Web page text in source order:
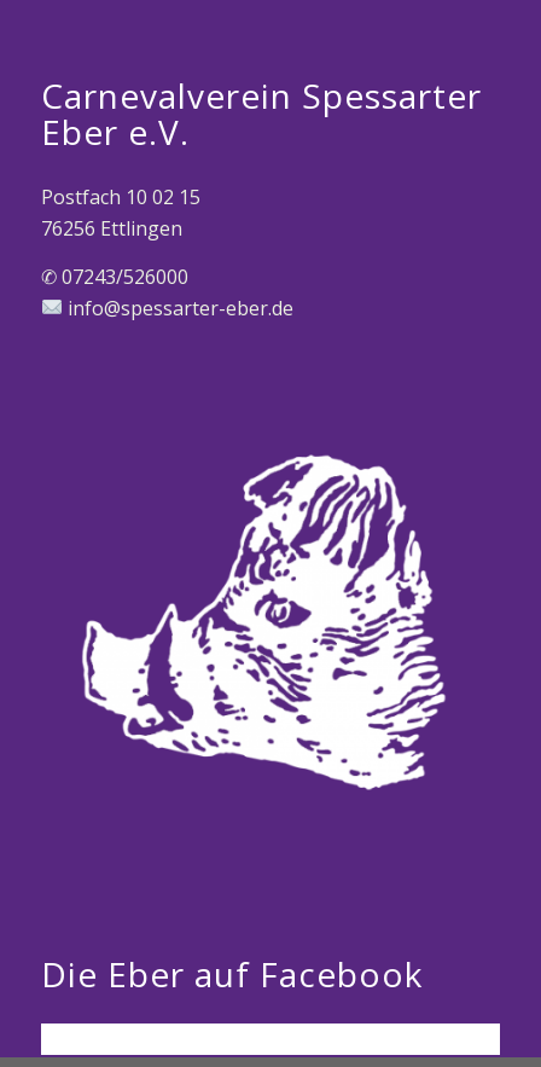
Carnevalverein Spessarter
Eber e.V.
Postfach 10 02 15
76256 Ettlingen
✆ 07243/526000
info@spessarter-eber.de
Die Eber auf Facebook